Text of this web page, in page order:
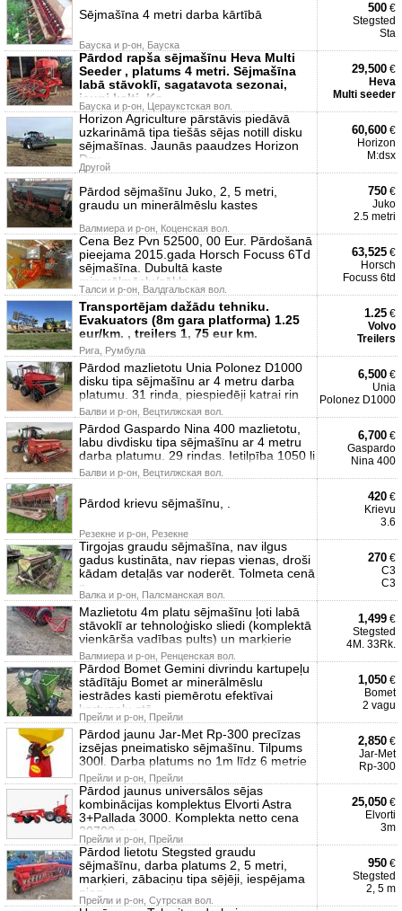
Sējmašīna 4 metri darba kārtībā
Бауска и р-он, Бауска
500 €
Stegsted
Sta
Pārdod rapša sējmašīnu Heva Multi
Seeder , platums 4 metri. Sējmašīna
labā stāvoklī, sagatavota sezonai,
jauni kalti. Ko
Бауска и р-он, Цераукстская вол.
29,500 €
Heva
Multi seeder
Horizon Agriculture pārstāvis piedāvā
uzkarināmā tipa tiešās sējas notill disku
sējmašīnas. Jaunās paaudzes Horizon
Dsx
Другой
60,600 €
Horizon
M:dsx
Pārdod sējmašīnu Juko, 2, 5 metri,
graudu un minerālmēslu kastes
Валмиера и р-он, Коценская вол.
750 €
Juko
2.5 metri
Cena Bez Pvn 52500, 00 Eur. Pārdošanā
pieejama 2015.gada Horsch Focuss 6Td
sējmašīna. Dubultā kaste
minerālmēslu/sēkla s
Талси и р-он, Валдгальская вол.
63,525 €
Horsch
Focuss 6td
Transportējam dažādu tehniku.
Evakuators (8m gara platforma) 1.25
eur/km. , treilers 1, 75 eur km.
Рига, Румбула
1.25 €
Volvo
Treilers
Pārdod mazlietotu Unia Polonez D1000
disku tipa sējmašīnu ar 4 metru darba
platumu. 31 rinda, piespiedēji katrai rin
Балви и р-он, Вецтилжская вол.
6,500 €
Unia
Polonez D1000
Pārdod Gaspardo Nina 400 mazlietotu,
labu divdisku tipa sējmašīnu ar 4 metru
darba platumu. 29 rindas. Ietilpība 1050 li
Балви и р-он, Вецтилжская вол.
6,700 €
Gaspardo
Nina 400
Pārdod krievu sējmašīnu, .
Резекне и р-он, Резекне
420 €
Krievu
3.6
Tirgojas graudu sējmašīna, nav ilgus
gadus kustināta, nav riepas vienas, droši
kādam detaļās var noderēt. Tolmeta cenā
p
Валка и р-он, Палсманская вол.
270 €
C3
C3
Mazlietotu 4m platu sējmašīnu ļoti labā
stāvoklī ar tehnoloģisko sliedi (komplektā
vienkārša vadības pults) un marķierie
Валмиера и р-он, Ренценская вол.
1,499 €
Stegsted
4M. 33Rk.
Pārdod Bomet Gemini divrindu kartupeļu
stādītāju Bomet ar minerālmēslu
iestrādes kasti piemērotu efektīvai
kartupeļu stā
Прейли и р-он, Прейли
1,050 €
Bomet
2 vagu
Pārdod jaunu Jar-Met Rp-300 precīzas
izsējas pneimatisko sējmašīnu. Tilpums
300l. Darba platums no 1m līdz 6 metrie
Прейли и р-он, Прейли
2,850 €
Jar-Met
Rp-300
Pārdod jaunus universālos sējas
kombinācijas komplektus Elvorti Astra
3+Pallada 3000. Komplekta netto cena
20700 eur.
Прейли и р-он, Прейли
25,050 €
Elvorti
3m
Pārdod lietotu Stegsted graudu
sējmašīnu, darba platums 2, 5 metri,
marķieri, zābaciņu tipa sējēji, iespējama
pieg
Прейли и р-он, Сутрская вол.
950 €
Stegsted
2, 5 m